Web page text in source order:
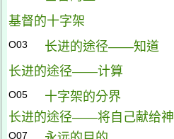
基督的十字架
O03 长进的途径——知道
长进的途径——计算
O05 十字架的分界
长进的途径——将自己献给神
O07